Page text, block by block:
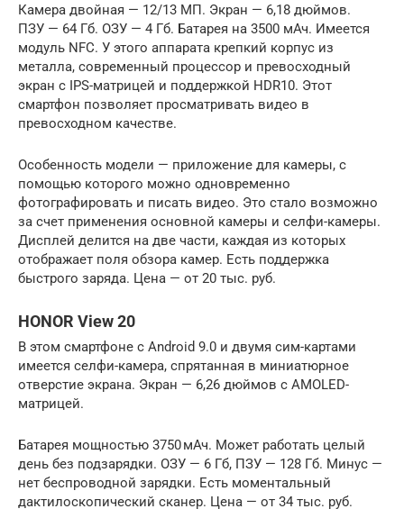
Камера двойная — 12/13 МП. Экран — 6,18 дюймов.
ПЗУ — 64 Гб. ОЗУ — 4 Гб. Батарея на 3500 мАч. Имеется
модуль NFC. У этого аппарата крепкий корпус из
металла, современный процессор и превосходный
экран с IPS-матрицей и поддержкой HDR10. Этот
смартфон позволяет просматривать видео в
превосходном качестве.
Особенность модели — приложение для камеры, с
помощью которого можно одновременно
фотографировать и писать видео. Это стало возможно
за счет применения основной камеры и селфи-камеры.
Дисплей делится на две части, каждая из которых
отображает поля обзора камер. Есть поддержка
быстрого заряда. Цена — от 20 тыс. руб.
HONOR View 20
В этом смартфоне с Android 9.0 и двумя сим-картами
имеется селфи-камера, спрятанная в миниатюрное
отверстие экрана. Экран — 6,26 дюймов с AMOLED-
матрицей.
Батарея мощностью 3750 мАч. Может работать целый
день без подзарядки. ОЗУ — 6 Гб, ПЗУ — 128 Гб. Минус —
нет беспроводной зарядки. Есть моментальный
дактилоскопический сканер. Цена — от 34 тыс. руб.